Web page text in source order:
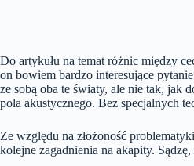
Do artykułu na temat różnic między
on bowiem bardzo interesujące
ze sobą oba te światy, ale nie tak, jak
pola akustycznego. Bez specjalnych
Ze względu na złożoność
kolejne zagadnienia na akapity.